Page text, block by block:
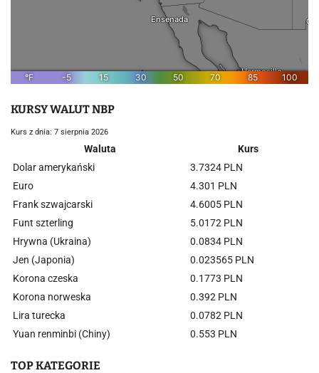
KURSY WALUT NBP
Kurs z dnia: 7 sierpnia 2026
Waluta
Kurs
Dolar amerykański
3.7324 PLN
Euro
4.301 PLN
Frank szwajcarski
4.6005 PLN
Funt szterling
5.0172 PLN
Hrywna (Ukraina)
0.0834 PLN
Jen (Japonia)
0.023565 PLN
Korona czeska
0.1773 PLN
Korona norweska
0.392 PLN
Lira turecka
0.0782 PLN
Yuan renminbi (Chiny)
0.553 PLN
TOP KATEGORIE